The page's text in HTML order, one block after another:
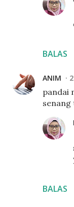
BALAS
ANIM
pandai
senang
BALAS